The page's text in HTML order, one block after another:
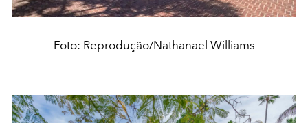
Foto: Reprodução/Nathanael Williams